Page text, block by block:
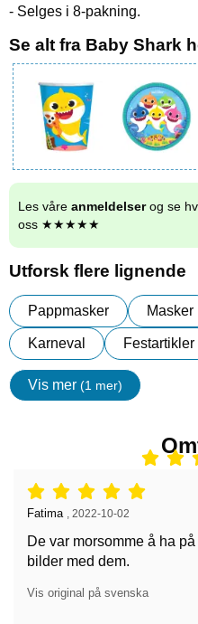
- Selges i 8-pakning.
Se alt fra Baby Shark
Les våre anmeldelserog se
oss ★★★★★
Utforsk flere lignende
Pappmasker Masker
Karneval Festartikler
Vis mer (1 mer)
egenskaper
Vurdering: 5 stjerne av 5,
Anmeldelse av:
Fatima 2022-10-02
De var morsomme å ha
bilder med dem.
Vis original på svenska